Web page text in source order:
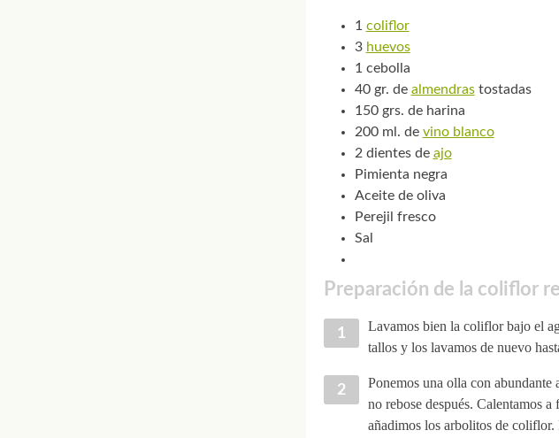
1 coliflor
3 huevos
1 cebolla
40 gr. de almendrastostadas
150 grs. de harina
200 ml. de vino blanco
2 dientes de ajo
Pimienta negra
Aceite de oliva
Perejil fresco
Sal
Preparación de la coliflor
Lavamos bien la coliflor bajo el
tallos y los lavamos de nuevo
Ponemos una olla con abundante
no rebose después. Calentamos
añadimos los arbolitos de coliflor.